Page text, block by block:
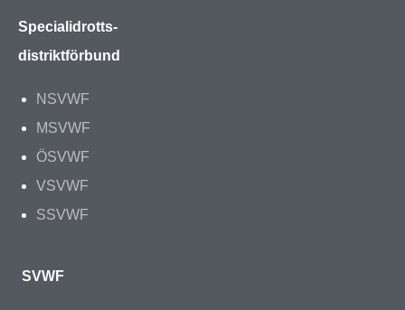
Specialidrotts-
distriktförbund
NSVWF
MSVWF
ÖSVWF
VSVWF
SSVWF
SVWF